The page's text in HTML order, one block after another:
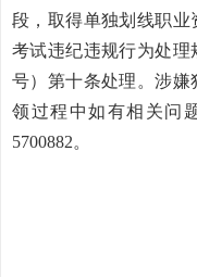
段，取得单独划线职业
考试违纪违规行为处理
号）第十条处理。涉嫌
领过程中如有相关问
5700882。